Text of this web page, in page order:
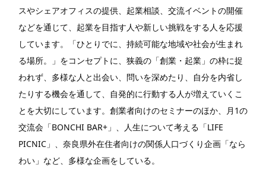
スやシェアオフィスの提供、起業相談、交流イベントの開催
などを通じて、起業を目指す人や新しい挑戦をする人を応援
しています。「ひとりでに、持続可能な地域や社会が生まれ
る場所。」をコンセプトに、狭義の「創業・起業」の枠に捉
われず、多様な人と出会い、問いを深めたり、自分を内省し
たりする機会を通して、自発的に行動する人が増えていくこ
とを大切にしています。創業者向けのセミナーのほか、月1の
交流会「BONCHI BAR+」、人生について考える「LIFE
PICNIC」、奈良県外在住者向けの関係人口づくり企画「なら
わい」など、多様な企画をしている。